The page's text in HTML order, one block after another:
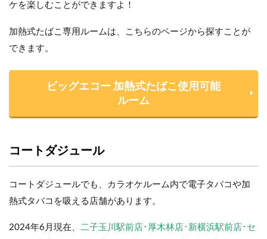
ケを楽しむことができますよ！
加熱式たばこ専用ルームは、こちらのページから探すことが
できます。
ビッグエコー 加熱式たばこ使用可能
ルーム
コートダジュール
コートダジュールでも、カラオケルーム内で電子タバコや加
熱式タバコを吸える店舗があります。
2024年6月現在、 二子玉川駅前店･厚木林店･新横浜駅前店･セ